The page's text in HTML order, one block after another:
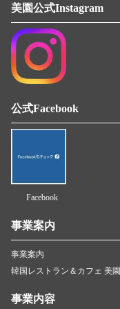
美園公式Instagram
公式Facebook
Facebook
事業案内
事業案内
韓国レストラン＆カフェ 美園
事業内容